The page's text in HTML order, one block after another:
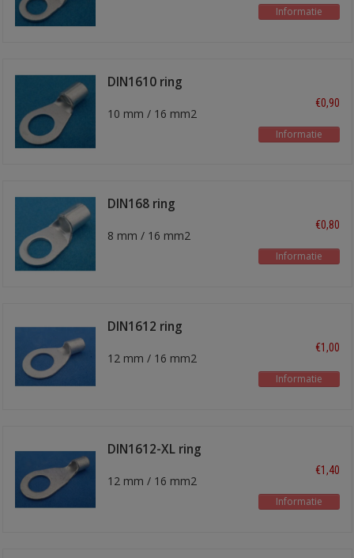
Informatie
DIN1610 ring
kabelschoen
10 mm / 16 mm2
€0,90
Informatie
DIN168 ring
8 mm / 16 mm2
€0,80
Informatie
DIN1612 ring
12 mm / 16 mm2
€1,00
Informatie
DIN1612-XL ring
12 mm / 16 mm2
€1,40
Informatie